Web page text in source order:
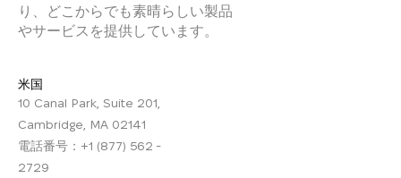
り、どこからでも素晴らしい製品
やサービスを提供しています。
米国
10 Canal Park, Suite 201,
Cambridge, MA 02141
電話番号：+1 (877) 562 -
2729